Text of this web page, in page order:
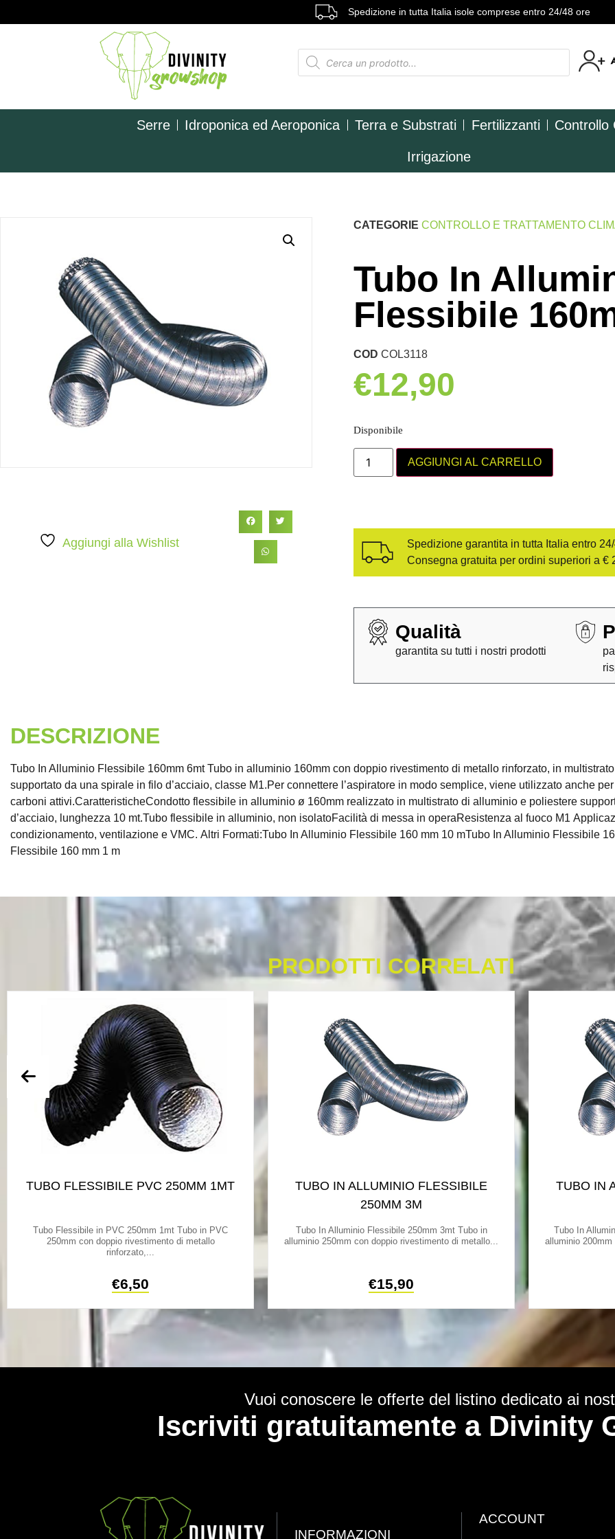
Spedizione in tutta Italia isole comprese entro 24/48 ore
Serre Idroponica ed Aeroponica Terra e Substrati Fertilizzanti Controllo
Irrigazione
Aggiungi alla Wishlist
CATEGORIE CONTROLLO E TRATTAMENTO
Tubo In
Flessibile
CODCOL3118
€12,90
Disponibile
AGGIUNGI AL CARRELLO
Spedizione garantita in tutta Italia entro
Consegna gratuita per ordini superiori a €
Qualità
garantita su tutti i nostri prodotti
DESCRIZIONE
Tubo In Alluminio Flessibile 160mm 6mt Tubo in alluminio 160mm con doppio rivestimento di metallo rinforzato, in
supportato da una spirale in filo d’acciaio, classe M1.Per connettere l’aspiratore in modo semplice, viene utilizzato anche
carboni attivi.CaratteristicheCondotto flessibile in alluminio ø 160mm realizzato in multistrato di alluminio e poliestere
d’acciaio, lunghezza 10 mt.Tubo flessibile in alluminio, non isolatoFacilità di messa in operaResistenza al fuoco M1
condizionamento, ventilazione e VMC. Altri Formati:Tubo In Alluminio Flessibile 160 mm 10 mTubo In Alluminio Flessibile
Flessibile 160 mm 1 m
PRODOTTI CORRELATI
TUBO FLESSIBILE PVC 250MM 1MT
Tubo Flessibile in PVC 250mm 1mt Tubo in PVC
250mm con doppio rivestimento di metallo
rinforzato,...
€6,50
TUBO IN ALLUMINIO FLESSIBILE
250MM 3M
Tubo In Alluminio Flessibile 250mm 3mt Tubo in
alluminio 250mm con doppio rivestimento di metallo...
€15,90
TUBO IN
Tubo In
alluminio
Vuoi conoscere le offerte del listino dedicato ai
Iscriviti gratuitamente a Divinity
INFORMAZIONI
ACCOUNT